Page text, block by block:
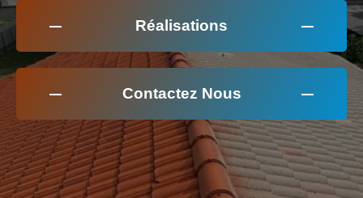
Réalisations
Contactez Nous